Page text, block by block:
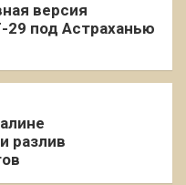
версия
под Астраханью
разлив